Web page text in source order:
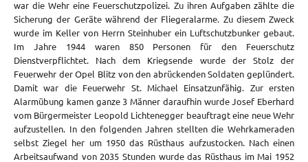
war die Wehr eine Feuerschutzpolizei. Zu ihren Aufgaben zählte die
Sicherung der Geräte während der Fliegeralarme. Zu diesem Zweck
wurde im Keller von Herrn Steinhuber ein Luftschutzbunker gebaut.
Im Jahre 1944 waren 850 Personen für den Feuerschutz
Dienstverpflichtet. Nach dem Kriegsende wurde der Stolz der
Feuerwehr der Opel Blitz von den abrückenden Soldaten geplündert.
Damit war die Feuerwehr St. Michael Einsatzunfähig. Zur ersten
Alarmübung kamen ganze 3 Männer daraufhin wurde Josef Eberhard
vom Bürgermeister Leopold Lichtenegger beauftragt eine neue Wehr
aufzustellen. In den folgenden Jahren stellten die Wehrkameraden
selbst Ziegel her um 1950 das Rüsthaus aufzustocken. Nach einen
Arbeitsaufwand von 2035 Stunden wurde das Rüsthaus im Mai 1952